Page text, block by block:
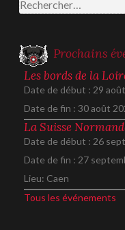
Prochains
Les bords de la
Date de début : 29
Date de fin : 30 août
La Suisse
Date de début : 26
Date de fin : 27
Lieu: Caen
Tous les événements